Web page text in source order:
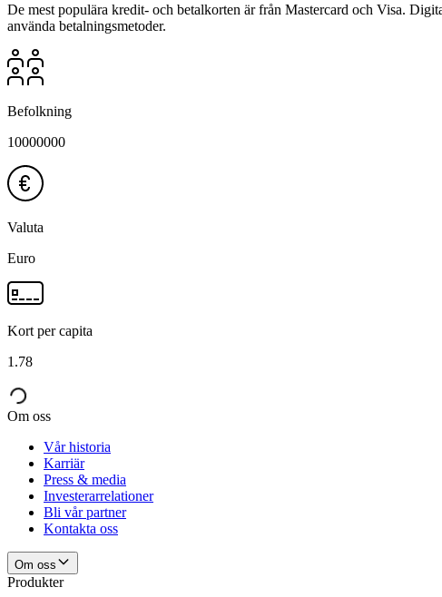
De mest populära kredit- och betalkorten är från Mastercard och Visa.
använda betalningsmetoder.
Befolkning
10000000
Valuta
Euro
Kort per capita
1.78
Om oss
Vår historia
Karriär
Press & media
Investerarrelationer
Bli vår partner
Kontakta oss
Om oss
Produkter